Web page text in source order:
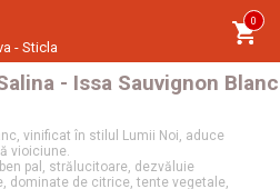
- Sticla
0
- Issa Sauvignon Blanc
vinificat în stilul Lumii Noi, aduce
vioiciune.
pal, strălucitoare, dezvăluie
dominate de citrice, tente vegetale,